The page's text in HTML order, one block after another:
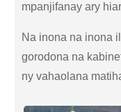
mpanjifanay ary
Na inona na inona
gorodona na
ny vahaolana